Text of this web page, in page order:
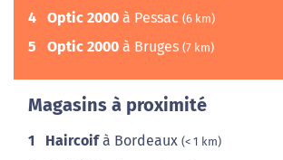
4 Optic 2000 à Pessac (6 km)
5 Optic 2000 à Bruges (7 km)
Magasins à proximité
1 Haircoifà Bordeaux (< 1 km)